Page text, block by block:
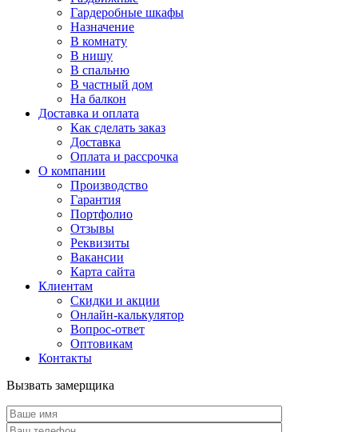
Гардеробные шкафы
Назначение
В комнату
В нишу
В спальню
В частный дом
На балкон
Доставка и оплата
Как сделать заказ
Доставка
Оплата и рассрочка
О компании
Производство
Гарантия
Портфолио
Отзывы
Реквизиты
Вакансии
Карта сайта
Клиентам
Скидки и акции
Онлайн-калькулятор
Вопрос-ответ
Оптовикам
Контакты
Вызвать замерщика